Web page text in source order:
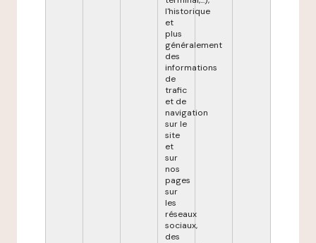
l'historique
et
plus
généralement
des
informations
de
trafic
et de
navigation
sur le
site
et
sur
nos
pages
sur
les
réseaux
sociaux,
des